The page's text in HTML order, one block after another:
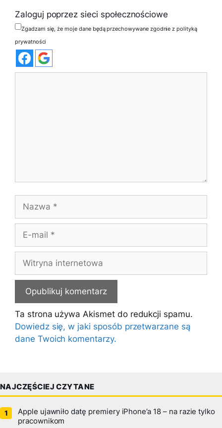
Zaloguj poprzez sieci społecznościowe
Zgadzam się, że moje dane będą przechowywane zgodnie z polityką
prywatności
mail
internetowa
Ta strona używa Akismet do redukcji spamu.
Dowiedz się, w jaki sposób przetwarzane są
dane Twoich komentarzy.
NAJCZĘŚCIEJ CZYTANE
Apple ujawniło datę premiery iPhone’a 18 – na razie tylko
pracownikom